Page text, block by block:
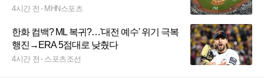
4시간 전 MHN스포츠
한화 컴백? ML 복귀?…'대전 예수' 위기 극복
행진→ERA 5점대로 낮췄다
4시간 전 스포츠조선